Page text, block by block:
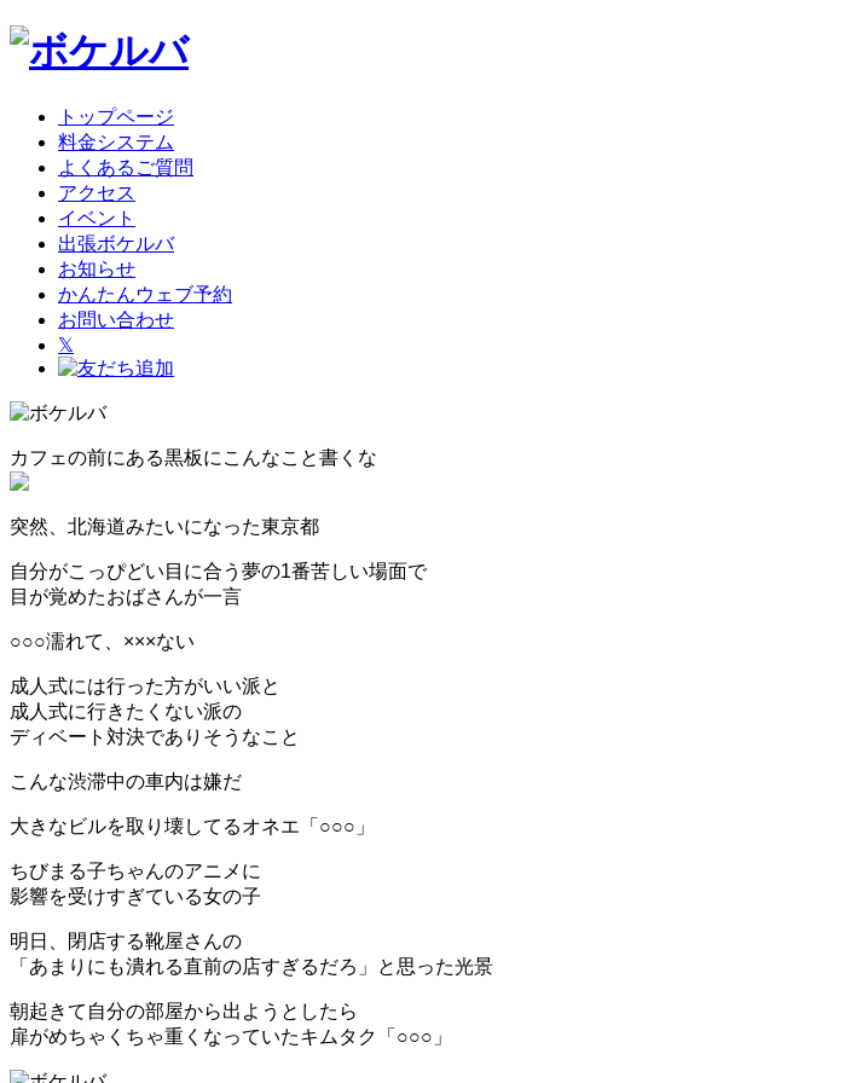
トップページ
料金システム
よくあるご質問
アクセス
イベント
出張ボケルバ
お知らせ
かんたんウェブ予約
お問い合わせ
𝕏
カフェの前にある黒板にこんなこと書くな
突然、北海道みたいになった東京都
自分がこっぴどい目に合う夢の1番苦しい場面で
目が覚めたおばさんが一言
○○○濡れて、×××ない
成人式には行った方がいい派と
成人式に行きたくない派の
ディベート対決でありそうなこと
こんな渋滞中の車内は嫌だ
大きなビルを取り壊してるオネエ「○○○」
ちびまる子ちゃんのアニメに
影響を受けすぎている女の子
明日、閉店する靴屋さんの
「あまりにも潰れる直前の店すぎるだろ」と思った光景
朝起きて自分の部屋から出ようとしたら
扉がめちゃくちゃ重くなっていたキムタク「○○○」